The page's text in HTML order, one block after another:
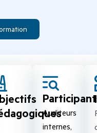
Auditeurs
internes,